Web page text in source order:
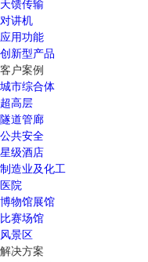
天馈传输
对讲机
应用功能
创新型产品
客户案例
城市综合体
超高层
隧道管廊
公共安全
星级酒店
制造业及化工
医院
博物馆展馆
比赛场馆
风景区
解决方案